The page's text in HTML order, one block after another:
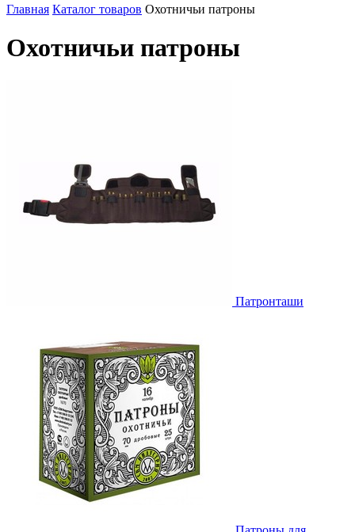
Главная Каталог товаров Охотничьи патроны
Охотничьи патроны
Патронташи